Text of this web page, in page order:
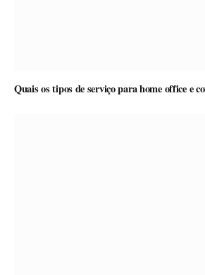
Quais os tipos de serviço para home office e